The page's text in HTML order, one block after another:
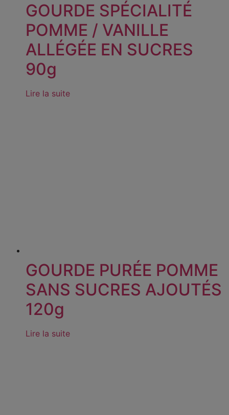
GOURDE SPÉCIALITÉ
POMME / VANILLE
ALLÉGÉE EN SUCRES
90g
Lire la suite
GOURDE PURÉE POMME
SANS SUCRES AJOUTÉS
120g
Lire la suite